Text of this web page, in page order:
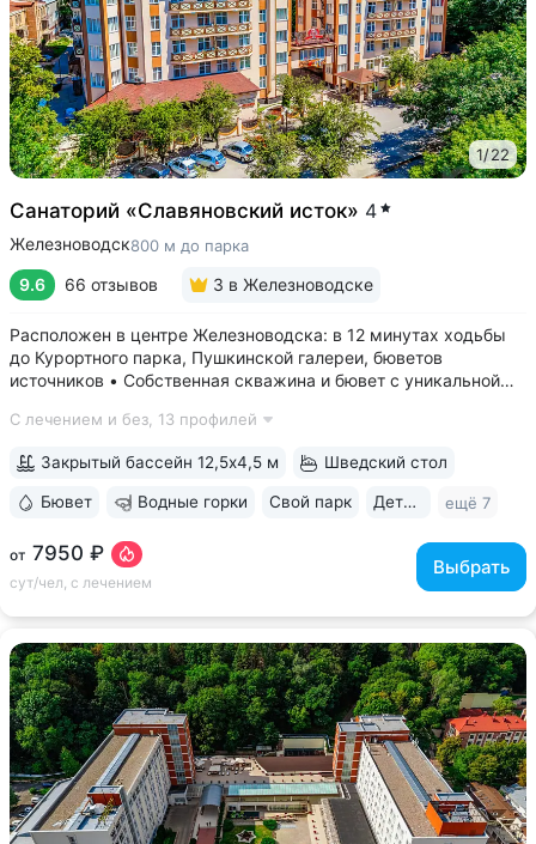
1/22
Санаторий «Славяновский исток» 4
Железноводск800 м до парка
9.6 66 отзывов 3 в Железноводске
Расположен в центре Железноводска: в 12 минутах ходьбы
до Курортного парка, Пушкинской галереи, бюветов
источников • Собственная скважина и бювет с уникальной
только здесь. Источник № 61 ессентукского типа показан для
С лечением и без, 13 профилей
от 7950 ₽
сут/чел, с лечением
Выбрать
Закрытый бассейн 12,5х4,5 м Шведский стол
Бювет Водные горки Свой парк Дети с 0 лет ещё 7